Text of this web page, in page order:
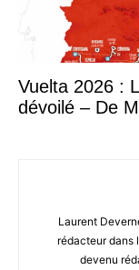
Vuelta 2026 :
dévoilé – De
Laurent
rédacteur dans
devenu